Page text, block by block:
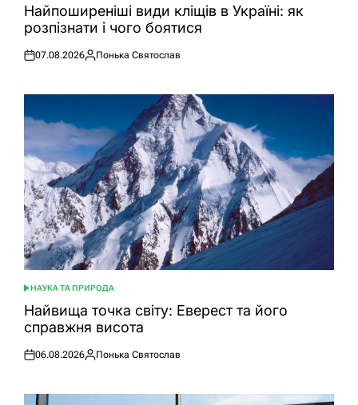
УНайпоширеніші види кліщів в Україні: як
розпізнати і чого боятися
Оприлюднено
07.08.2026
Опубліковано
Понька Святослав
ОПУБЛІКУВАТИ
У
НАУКА ТА ПРИРОДА
Найвища точка світу: Еверест та його
справжня висота
Оприлюднено
06.08.2026
Опубліковано
Понька Святослав